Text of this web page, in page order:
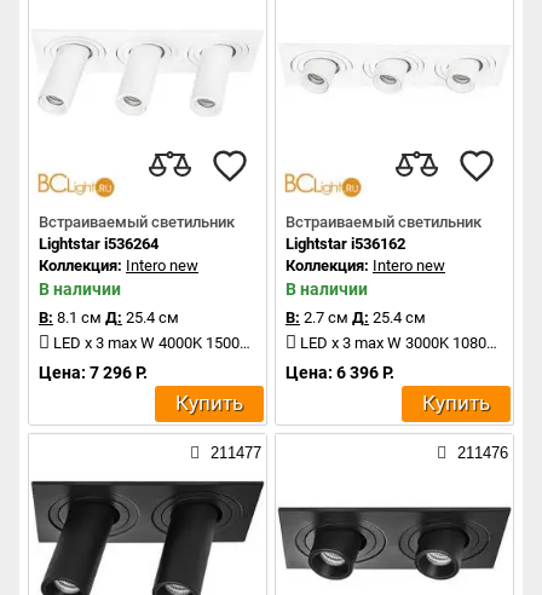
Встраиваемый светильник
Lightstar i536264
Коллекция: Intero new
В наличии
В: 8.1 см Д: 25.4 см
LED x 3 max W 4000K 1500Lm
Цена: 7 296 Р.
Купить
Встраиваемый светильник
Lightstar i536162
Коллекция: Intero new
В наличии
В: 2.7 см Д: 25.4 см
LED x 3 max W 3000K 1080Lm
Цена: 6 396 Р.
Купить
211477 211476